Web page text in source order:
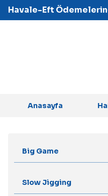
Havale-Eft
Anasayfa
Big Game
Slow Jigging